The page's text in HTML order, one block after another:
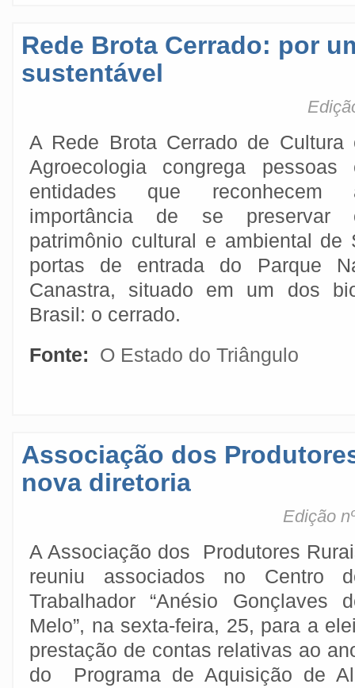
Rede Brota Cerrado: por
sustentável
A Rede Brota Cerrado de Cultura
Agroecologia congrega pessoas
entidades que reconhecem
importância de se preservar
patrimônio cultural e ambiental de
portas de entrada do Parque
Canastra, situado em um dos
Brasil: o cerrado.
Fonte:
O Estado do Triângulo
Associação dos
nova diretoria
Edição
A Associação dos Produtores
reuniu associados no Centro
Trabalhador “Anésio Gonçlaves
Melo”, na sexta-feira, 25, para a
prestação de contas relativas ao
do Programa de Aquisição de